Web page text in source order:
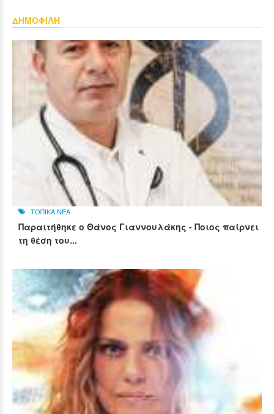
ΔΗΜΟΦΙΛΗ
ΤΟΠΙΚΑ ΝΕΑ
Παραιτήθηκε ο Θάνος Γιαννουλάκης - Ποιος παίρνει
τη θέση του...